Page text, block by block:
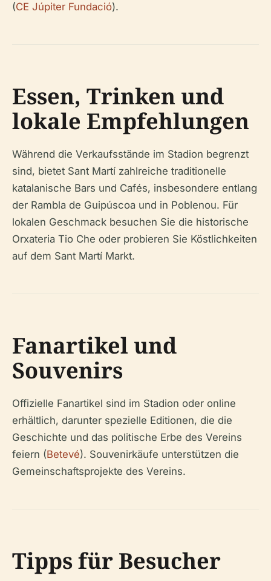
(CE Júpiter Fundació).
Essen, Trinken und
lokale Empfehlungen
Während die Verkaufsstände im Stadion begrenzt
sind, bietet Sant Martí zahlreiche traditionelle
katalanische Bars und Cafés, insbesondere entlang
der Rambla de Guipúscoa und in Poblenou. Für
lokalen Geschmack besuchen Sie die historische
Orxateria Tio Che oder probieren Sie Köstlichkeiten
auf dem Sant Martí Markt.
Fanartikel und
Souvenirs
Offizielle Fanartikel sind im Stadion oder online
erhältlich, darunter spezielle Editionen, die die
Geschichte und das politische Erbe des Vereins
feiern (Betevé). Souvenirkäufe unterstützen die
Gemeinschaftsprojekte des Vereins.
Tipps für Besucher